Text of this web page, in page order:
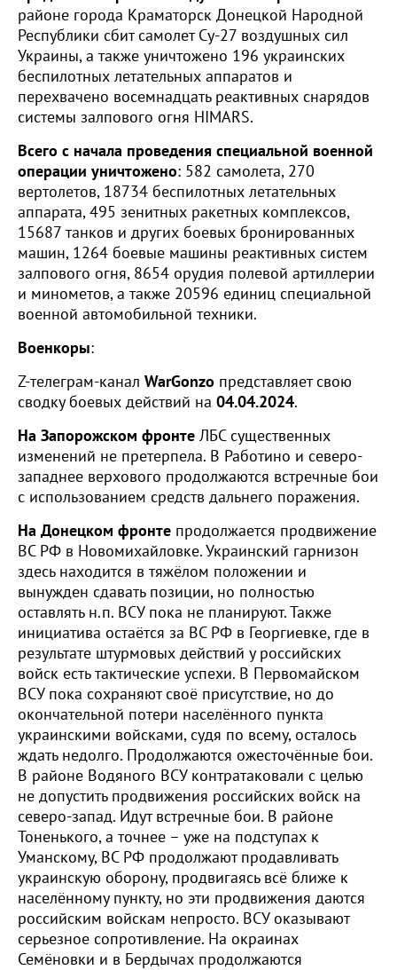
районе города Краматорск Донецкой Народной
Республики сбит самолет Су-27 воздушных сил
Украины, а также уничтожено 196 украинских
беспилотных летательных аппаратов и
перехвачено восемнадцать реактивных снарядов
системы залпового огня HIMARS.
Всего с начала проведения специальной военной
операции уничтожено: 582 самолета, 270
вертолетов, 18734 беспилотных летательных
аппарата, 495 зенитных ракетных комплексов,
15687 танков и других боевых бронированных
машин, 1264 боевые машины реактивных систем
залпового огня, 8654 орудия полевой артиллерии
и минометов, а также 20596 единиц специальной
военной автомобильной техники.
Военкоры:
Z-телеграм-канал WarGonzo представляет свою
сводку боевых действий на 04.04.2024.
На Запорожском фронте ЛБС существенных
изменений не претерпела. В Работино и северо-
западнее верхового продолжаются встречные бои
с использованием средств дальнего поражения.
На Донецком фронте продолжается продвижение
ВС РФ в Новомихайловке. Украинский гарнизон
здесь находится в тяжёлом положении и
вынужден сдавать позиции, но полностью
оставлять н.п. ВСУ пока не планируют. Также
инициатива остаётся за ВС РФ в Георгиевке, где в
результате штурмовых действий у российских
войск есть тактические успехи. В Первомайском
ВСУ пока сохраняют своё присутствие, но до
окончательной потери населённого пункта
украинскими войсками, судя по всему, осталось
ждать недолго. Продолжаются ожесточённые бои.
В районе Водяного ВСУ контратаковали с целью
не допустить продвижения российских войск на
северо-запад. Идут встречные бои. В районе
Тоненького, а точнее – уже на подступах к
Уманскому, ВС РФ продолжают продавливать
украинскую оборону, продвигаясь всё ближе к
населённому пункту, но эти продвижения даются
российским войскам непросто. ВСУ оказывают
серьезное сопротивление. На окраинах
Семёновки и в Бердычах продолжаются